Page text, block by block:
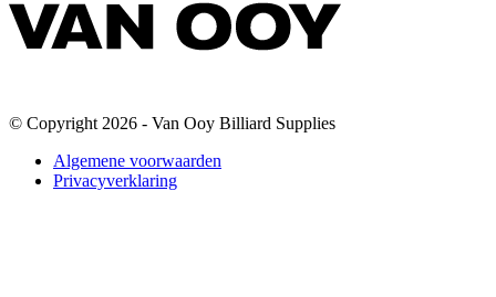
© Copyright 2026 - Van Ooy Billiard Supplies
Algemene voorwaarden
Privacyverklaring